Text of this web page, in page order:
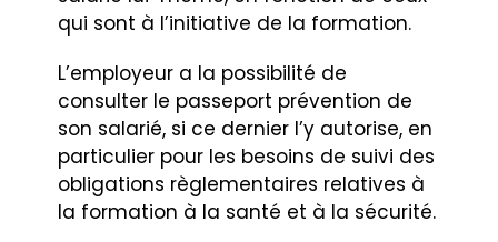
qui sont à l’initiative de la formation.
L’employeur a la possibilité de
consulter le passeport prévention de
son salarié, si ce dernier l’y autorise, en
particulier pour les besoins de suivi des
obligations règlementaires relatives à
la formation à la santé et à la sécurité.